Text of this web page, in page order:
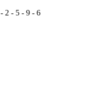
- 2 - 5 - 9 - 6